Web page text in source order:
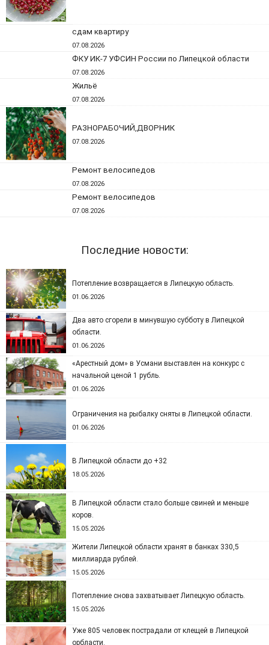
сдам квартиру
07.08.2026
ФКУ ИК-7 УФСИН России по Липецкой области
07.08.2026
Жильё
07.08.2026
РАЗНОРАБОЧИЙ,ДВОРНИК
07.08.2026
Ремонт велосипедов
07.08.2026
Ремонт велосипедов
07.08.2026
Последние новости:
Потепление возвращается в Липецкую область.
01.06.2026
Два авто сгорели в минувшую субботу в Липецкой
области.
01.06.2026
«Арестный дом» в Усмани выставлен на конкурс с
начальной ценой 1 рубль.
01.06.2026
Ограничения на рыбалку сняты в Липецкой области.
01.06.2026
В Липецкой области до +32
18.05.2026
В Липецкой области стало больше свиней и меньше
коров.
15.05.2026
Жители Липецкой области хранят в банках 330,5
миллиарда рублей.
15.05.2026
Потепление снова захватывает Липецкую область.
15.05.2026
Уже 805 человек пострадали от клещей в Липецкой
орбласти.